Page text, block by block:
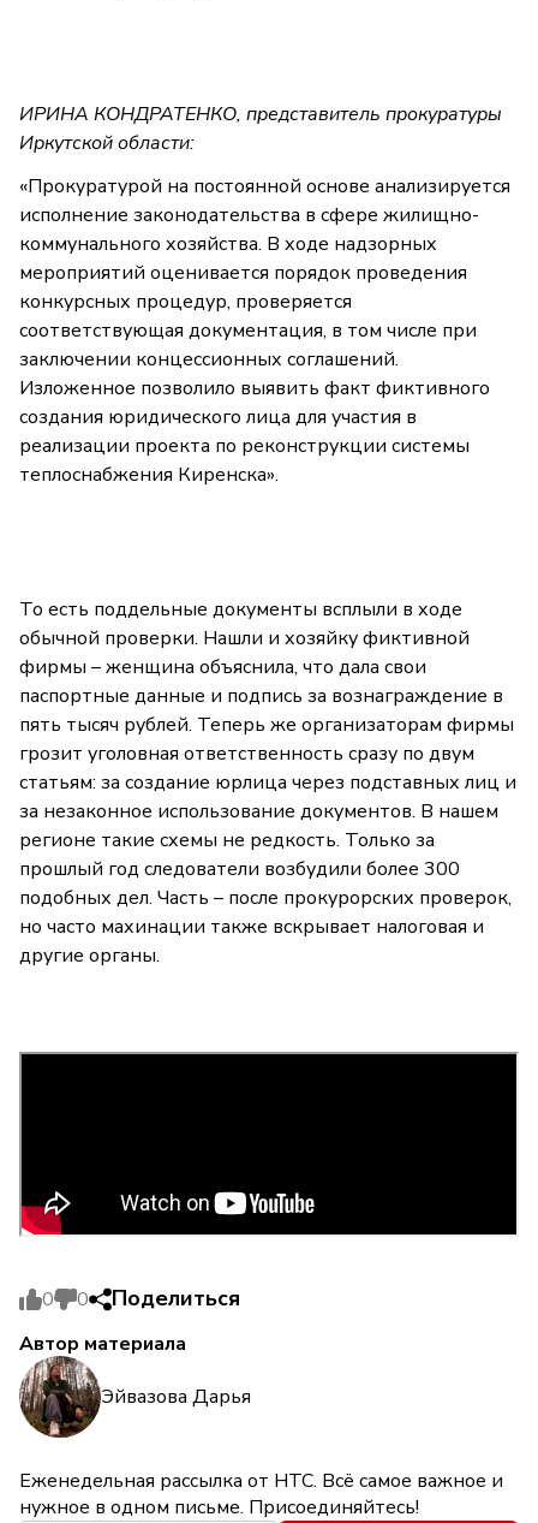
ИРИНА КОНДРАТЕНКО, представитель прокуратуры
Иркутской области:
«Прокуратурой на постоянной основе анализируется
исполнение законодательства в сфере жилищно-
коммунального хозяйства. В ходе надзорных
мероприятий оценивается порядок проведения
конкурсных процедур, проверяется
соответствующая документация, в том числе при
заключении концессионных соглашений.
Изложенное позволило выявить факт фиктивного
создания юридического лица для участия в
реализации проекта по реконструкции системы
теплоснабжения Киренска».
То есть поддельные документы всплыли в ходе
обычной проверки. Нашли и хозяйку фиктивной
фирмы – женщина объяснила, что дала свои
паспортные данные и подпись за вознаграждение в
пять тысяч рублей. Теперь же организаторам фирмы
грозит уголовная ответственность сразу по двум
статьям: за создание юрлица через подставных лиц и
за незаконное использование документов. В нашем
регионе такие схемы не редкость. Только за
прошлый год следователи возбудили более 300
подобных дел. Часть – после прокурорских проверок,
но часто махинации также вскрывает налоговая и
другие органы.
0 0 Поделиться
Автор материала
Эйвазова Дарья
Еженедельная рассылка от НТС. Всё самое важное и
нужное в одном письме. Присоединяйтесь!